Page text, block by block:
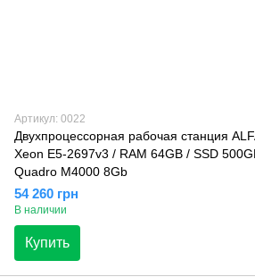
Артикул: 0022
Двухпроцессорная рабочая станция
Xeon E5-2697v3 / RAM 64GB / SSD
Quadro M4000 8Gb
54 260 грн
В наличии
Купить